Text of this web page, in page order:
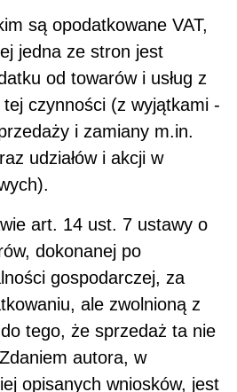
są opodatkowane VAT,
jedna ze stron jest
od towarów i usług z
tej czynności (z wyjątkami -
i zamiany m.in.
udziałów i akcji w
art. 14 ust. 7 ustawy o
dokonanej po
gospodarczej, za
ale zwolnioną z
do tego, że sprzedaż ta nie
autora, w
opisanych wniosków, jest